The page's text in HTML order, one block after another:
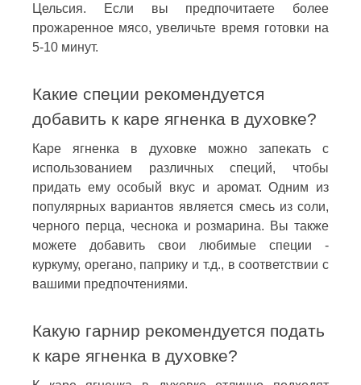
Цельсия. Если вы предпочитаете более
прожаренное мясо, увеличьте время готовки на
5-10 минут.
Какие специи рекомендуется
добавить к каре ягненка в духовке?
Каре ягненка в духовке можно запекать с
использованием различных специй, чтобы
придать ему особый вкус и аромат. Одним из
популярных вариантов является смесь из соли,
черного перца, чеснока и розмарина. Вы также
можете добавить свои любимые специи -
куркуму, орегано, паприку и т.д., в соответствии с
вашими предпочтениями.
Какую гарнир рекомендуется подать
к каре ягненка в духовке?